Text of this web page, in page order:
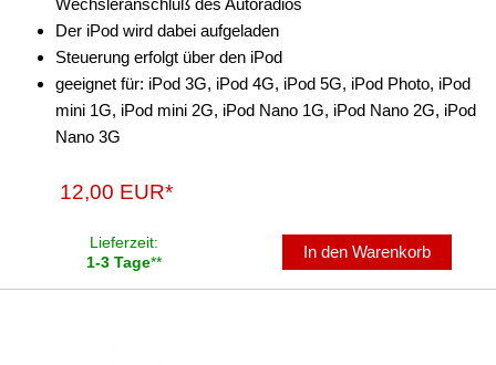
Antennensplitter
Antennenstab
Antennenstecker
Antennenverstärker
Antennenzubehör
Bluetooth
Wechsleranschluß des Autoradios
Der iPod wird dabei aufgeladen
Steuerung erfolgt über den iPod
geeignet für: iPod 3G, iPod 4G, iPod 5G, iPod Photo, iPod
mini 1G, iPod mini 2G, iPod Nano 1G, iPod Nano 2G, iPod
Nano 3G
12,00 EUR*
Lieferzeit:
1-3 Tage**
In den Warenkorb